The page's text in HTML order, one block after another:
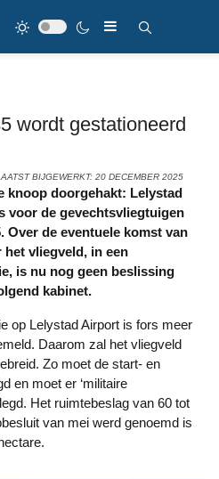
wordt gestationeerd
BIJGEWERKT: 20 DECEMBER 2025
voor de gevechtsvliegtuigen
Over de eventuele komst van
vliegveld, in een
is nu nog geen beslissing
kabinet.
Daarom zal het vliegveld
Zo moet de start- en
en moet er ‘militaire
Het ruimtebeslag van 60 tot
van mei werd genoemd is